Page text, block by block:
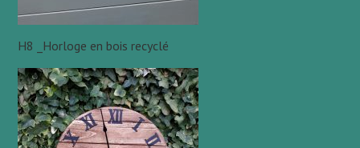
H8 _Horloge en bois recyclé